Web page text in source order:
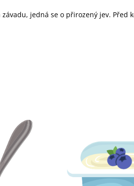
jedná se o přirozený jev. Před